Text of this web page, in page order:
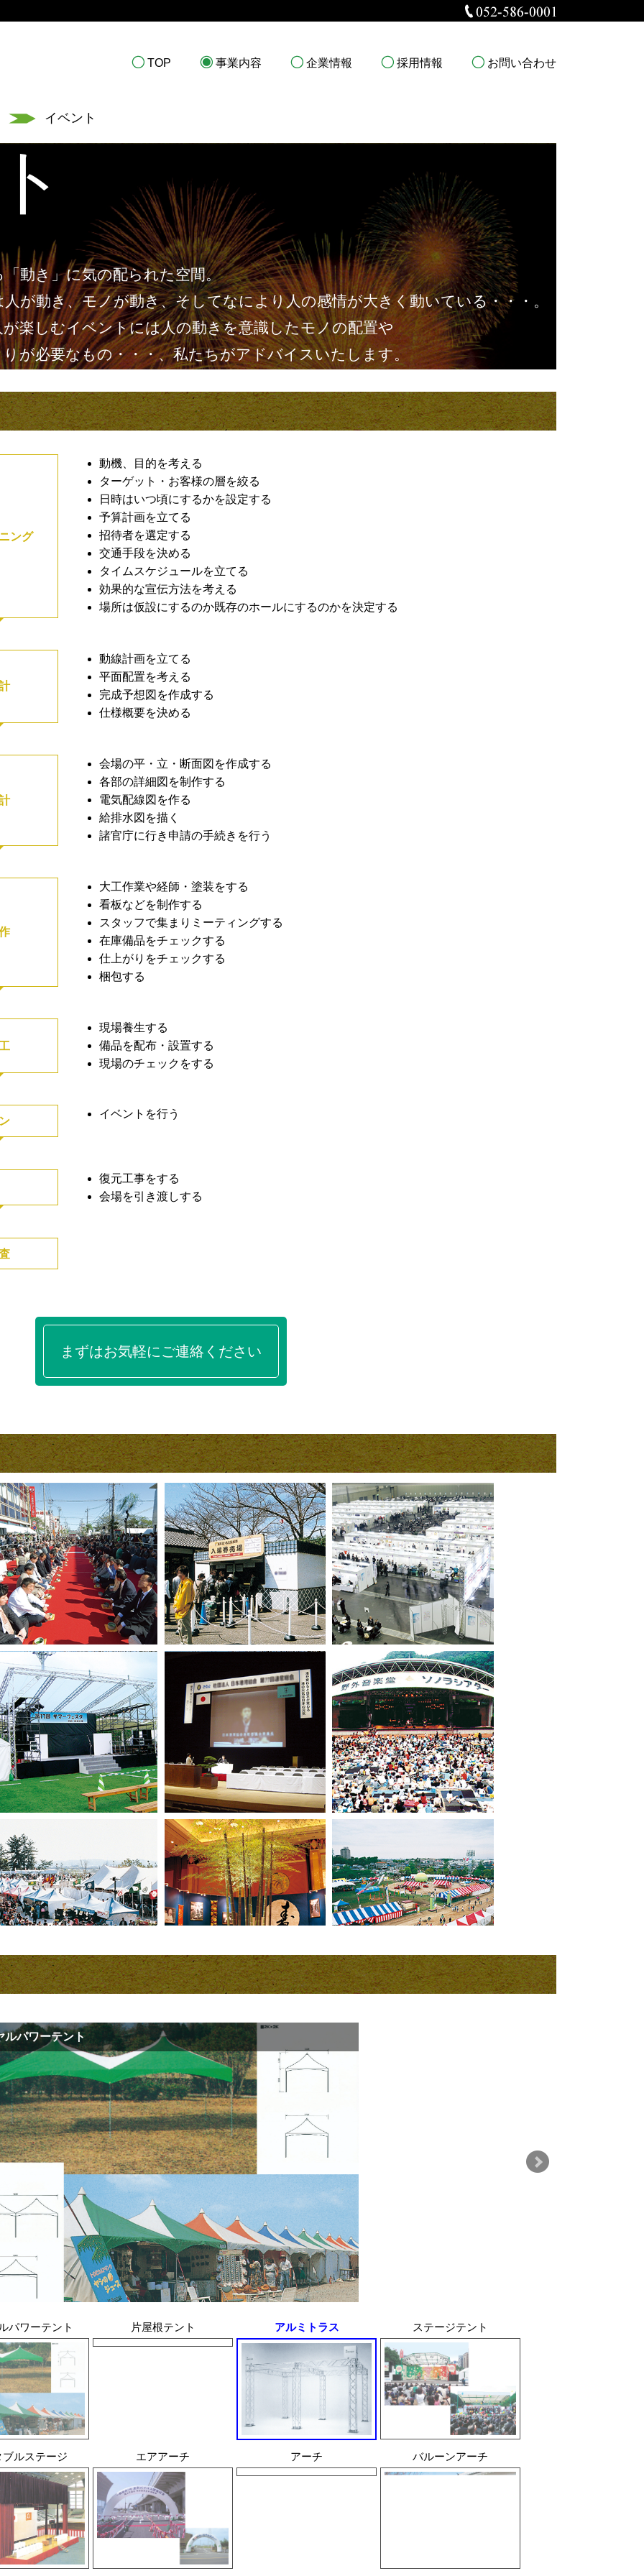
TOP 事業内容 企業情報 採用情報 お問い合わせ
イベント
動き」に気の配られた空間。
が動き、モノが動き、そしてなにより人の感情が大きく動いている・・・。
楽しむイベントには人の動きを意識したモノの配置や
が必要なもの・・・、私たちがアドバイスいたします。
ング
動機、目的を考える
ターゲット・お客様の層を絞る
日時はいつ頃にするかを設定する
予算計画を立てる
招待者を選定する
交通手段を決める
タイムスケジュールを立てる
効果的な宣伝方法を考える
場所は仮設にするのか既存のホールにするのかを決定する
動線計画を立てる
平面配置を考える
完成予想図を作成する
仕様概要を決める
会場の平・立・断面図を作成する
各部の詳細図を制作する
電気配線図を作る
給排水図を描く
諸官庁に行き申請の手続きを行う
大工作業や経師・塗装をする
看板などを制作する
スタッフで集まりミーティングする
在庫備品をチェックする
仕上がりをチェックする
梱包する
現場養生する
備品を配布・設置する
現場のチェックをする
イベントを行う
復元工事をする
会場を引き渡しする
まずはお気軽にご連絡ください
ルパワーテント
パワーテント 片屋根テント アルミトラス ステージテント
ブルステージ エアアーチ アーチ バルーンアーチ